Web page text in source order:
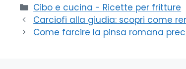
Categorie
Cibo e cucina - Ricette per fritture
Carciofi alla giudia: scopri come
Come farcire la pinsa romana